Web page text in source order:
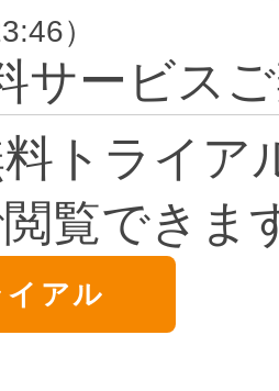
）
サービス
トライア
覧できま
アル